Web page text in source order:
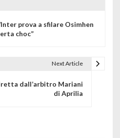
prova a sfilare Osimhen
choc”
Next Article
dall’arbitro Mariani
di Aprilia